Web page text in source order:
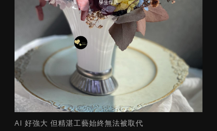
AI 好強大 但精湛工藝始終無法被取代